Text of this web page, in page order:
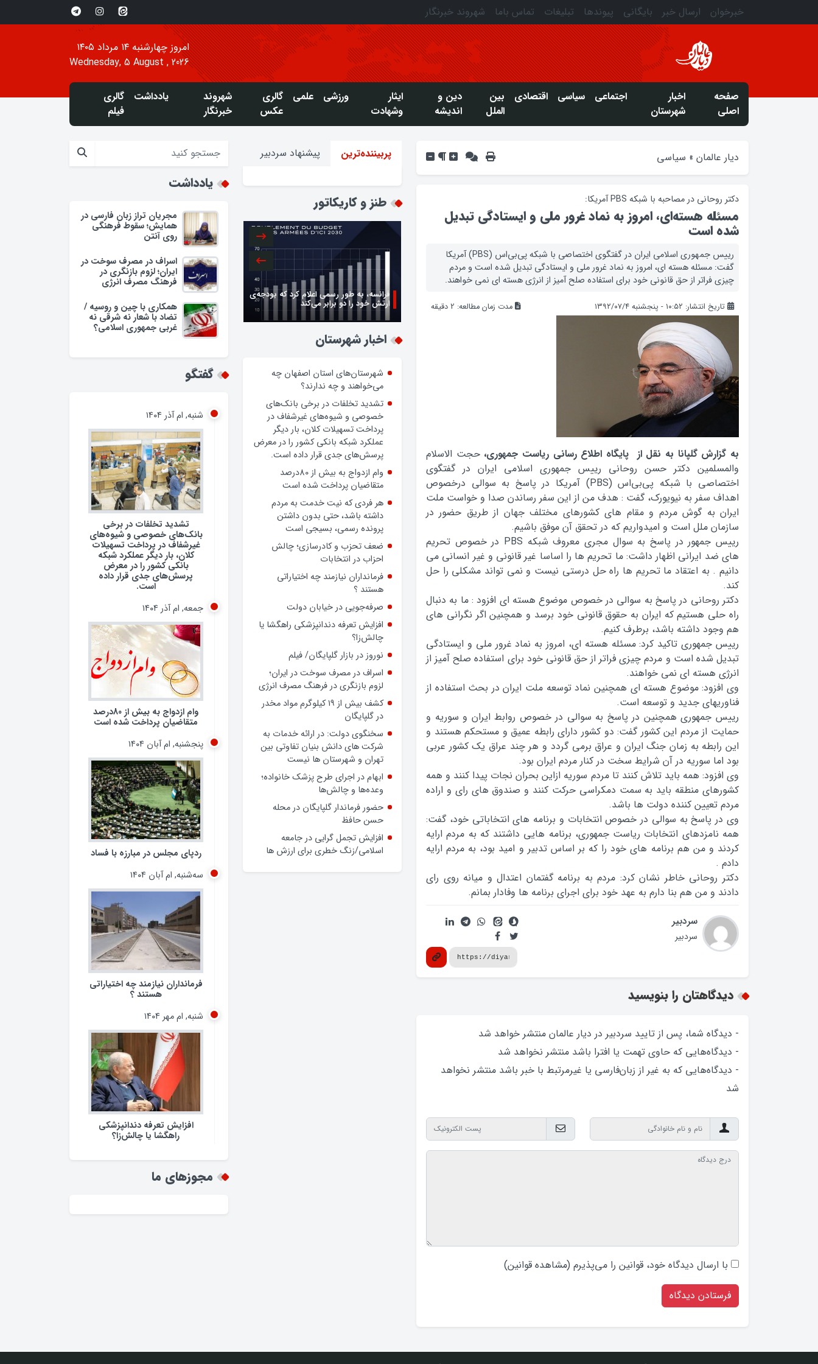
خبرخوان ارسال خبر بایگانی پیوندها تبلیغات تماس باما شهروند خبرنگار
امروز چهارشنبه ۱۴ مرداد ۱۴۰۵
Wednesday, 5 August , 2026
صفحه
اصلی
اخبار
شهرستان
اجتماعی سیاسی اقتصادی
بین
الملل
دین و
اندیشه
ایثار
وشهادت
ورزشی علمی
گالری
عکس
شهروند
خبرنگار
یادداشت
گالری
فیلم
دیار عالمان » سیاسی
دکتر روحاني در مصاحبه با شبکه PBS آمريکا:
مسئله هسته‌اي، امروز به نماد غرور ملي و ايستادگي تبديل
شده است
رييس جمهوري اسلامي ايران در گفتگوي اختصاصي با شبکه پي‌بي‌اس (PBS) آمريکا
گفت: مسئله هسته اي، امروز به نماد غرور ملي و ايستادگي تبديل شده است و مردم
چيزي فراتر از حق قانوني خود براي استفاده صلح آميز از انرژي هسته اي نمي خواهند.
تاریخ انتشار: ۱۰:۵۲ - پنجشنبه ۱۳۹۲/۰۷/۴ مدت زمان مطالعه: 2 دقیقه
به گزارش گلپانا به نقل از پايگاه اطلاع رساني رياست جمهوري،‌ حجت الاسلام
والمسلمين دکتر حسن روحاني رييس جمهوري اسلامي ايران در گفتگوي
اختصاصي با شبکه پي‌بي‌اس (PBS) آمريکا در پاسخ به سوالي درخصوص
اهداف سفر به نيويورک، گفت : هدف من از اين سفر رساندن صدا و خواست ملت
ايران به گوش مردم و مقام هاي کشورهاي مختلف جهان از طريق حضور در
سازمان ملل است و اميدواريم که در تحقق آن موفق باشيم.
رييس جمهور در پاسخ به سوال مجري معروف شبکه PBS در خصوص تحريم
هاي ضد ايراني اظهار داشت: ما تحريم ها را اساسا غير قانوني و غير انساني مي
دانيم . به اعتقاد ما تحريم ها راه حل درستي نيست و نمي تواند مشکلي را حل
کند.
دکتر روحاني در پاسخ به سوالي در خصوص موضوع هسته اي افزود : ما به دنبال
راه حلي هستيم که ايران به حقوق قانوني خود برسد و همچنين اگر نگراني هاي
هم وجود داشته باشد، برطرف کنيم.
رييس جمهوري تاکيد کرد: مسئله هسته اي، امروز به نماد غرور ملي و ايستادگي
تبديل شده است و مردم چيزي فراتر از حق قانوني خود براي استفاده صلح آميز از
انرژي هسته اي نمي خواهند.
وي افزود: موضوع هسته اي همچنين نماد توسعه ملت ايران در بحث استفاده از
فناوريهاي جديد و توسعه است.
رييس جمهوري همچنين در پاسخ به سوالي در خصوص روابط ايران و سوريه و
حمايت از مردم اين کشور گفت: دو کشور داراي رابطه عميق و مستحکم هستند و
اين رابطه به زمان جنگ ايران و عراق برمي گردد و هر چند عراق يک کشور عربي
بود اما سوريه در آن شرايط سخت در کنار مردم ايران بود.
وي افزود: همه بايد تلاش کنند تا مردم سوريه ازاين بحران نجات پيدا کنند و همه
کشورهاي منطقه بايد به سمت دمکراسي حرکت کنند و صندوق هاي راي و اراده
مردم تعيين کننده دولت ها باشد.
وي در پاسخ به سوالي در خصوص انتخابات و برنامه هاي انتخاباتي خود، گفت:
همه نامزدهاي انتخابات رياست جمهوري، برنامه هايي داشتند که به مردم ارايه
کردند و من هم برنامه هاي خود را که بر اساس تدبير و اميد بود، به مردم ارايه
دادم .
دکتر روحاني خاطر نشان کرد: مردم به برنامه گفتمان اعتدال و ميانه روي راي
دادند و من هم بنا دارم به عهد خود براي اجراي برنامه ها وفادار بمانم.
سردبیر
سردبیر
دیدگاهتان را بنویسید
- دیدگاه شما، پس از تایید سردبیر در دیار عالمان منتشر خواهد‌ شد
- دیدگاه‌هایی که حاوی تهمت یا افترا باشد منتشر نخواهد‌ شد
- دیدگاه‌هایی که به غیر از زبان‌فارسی یا غیرمرتبط با خبر باشد منتشر نخواهد‌
شد
با ارسال دیدگاه‌ خود، قوانین را می‌پذیرم (مشاهده قوانین)
پربیننده‌ترین پیشنهاد سردبیر
طنز و کاریکاتور
فرانسه، به طور رسمی اعلام کرد که بودجه‌ی
ارتش خود را دو برابر می‌کند
اخبار شهرستان
شهرستان‌های استان اصفهان چه
می‌خواهند و چه ندارند؟
تشدید تخلفات در برخی بانک‌های
خصوصی و شیوه‌های غیرشفاف در
پرداخت تسهیلات کلان، بار دیگر
عملکرد شبکه بانکی کشور را در معرض
پرسش‌های جدی قرار داده است.
وام ازدواج به بیش از 80درصد
متقاضیان پرداخت شده است
هر فردی که نیت خدمت به مردم
داشته باشد، حتی بدون داشتن
پرونده رسمی، بسیجی است
ضعف تحزب و کادرسازی؛ چالش
احزاب در انتخابات
فرمانداران نیازمند چه اختیاراتی
هستند ؟
صرفه‌جویی در خیابان دولت
افزایش تعرفه دندانپزشکی راهگشا یا
چالش‌زا؟
نوروز در بازار گلپایگان/ فیلم
اسراف در مصرف سوخت در ایران؛
لزوم بازنگری در فرهنگ مصرف انرژی
کشف بیش از ۱۹ کیلوگرم مواد مخدر
در گلپایگان
سخنگوی دولت: در ارائه خدمات به
شرکت های دانش بنیان تفاوتی بین
تهران و شهرستان ها نیست
ابهام در اجرای طرح پزشک خانواده؛
وعده‌ها و چالش‌ها
حضور فرماندار گلپایگان در محله
حسن حافظ
افزایش تجمل گرایی در جامعه
اسلامی/زنگ خطری برای ارزش ها
یادداشت
مجریان تراز زبان فارسی در
همایش؛ سقوط فرهنگی
روی آنتن
اسراف در مصرف سوخت در
ایران؛ لزوم بازنگری در
فرهنگ مصرف انرژی
همکاری با چین و روسیه /
تضاد با شعار نه شرقی نه
غربی جمهوری اسلامی؟
گفتگو
شنبه, ام آذر ۱۴۰۴
تشدید تخلفات در برخی
بانک‌های خصوصی و شیوه‌های
غیرشفاف در پرداخت تسهیلات
کلان، بار دیگر عملکرد شبکه
بانکی کشور را در معرض
پرسش‌های جدی قرار داده
است.
جمعه, ام آذر ۱۴۰۴
وام ازدواج به بیش از 80درصد
متقاضیان پرداخت شده است
پنجشنبه, ام آبان ۱۴۰۴
ردپای مجلس در مبارزه با فساد
سه‌شنبه, ام آبان ۱۴۰۴
فرمانداران نیازمند چه اختیاراتی
هستند ؟
شنبه, ام مهر ۱۴۰۴
افزایش تعرفه دندانپزشکی
راهگشا یا چالش‌زا؟
مجوزهای ما